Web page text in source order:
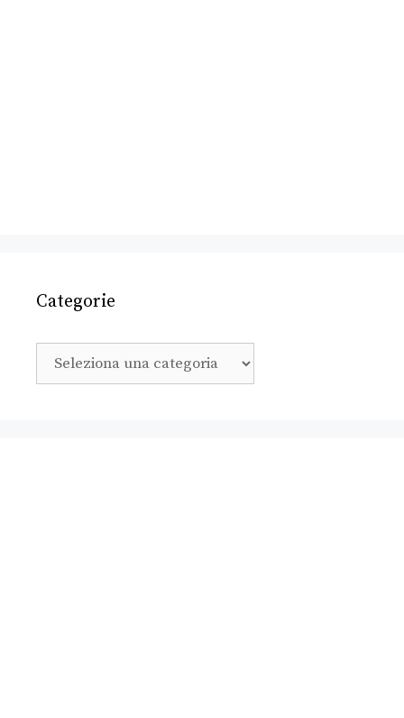
Categorie